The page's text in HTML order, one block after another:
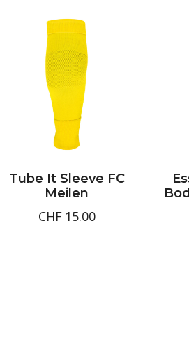
Tube It Sleeve FC
Meilen
CHF 15.00